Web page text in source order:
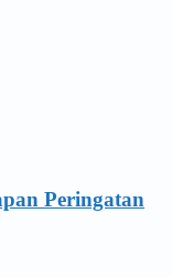
Peringatan